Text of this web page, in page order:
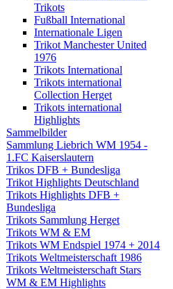
Trikots
Fußball International
Internationale Ligen
Trikot Manchester United
1976
Trikots International
Trikots international
Collection Herget
Trikots international
Highlights
Sammelbilder
Sammlung Liebrich WM 1954 -
1.FC Kaiserslautern
Trikos DFB + Bundesliga
Trikot Highlights Deutschland
Trikots Highlights DFB +
Bundesliga
Trikots Sammlung Herget
Trikots WM & EM
Trikots WM Endspiel 1974 + 2014
Trikots Weltmeisterschaft 1986
Trikots Weltmeisterschaft Stars
WM & EM Highlights